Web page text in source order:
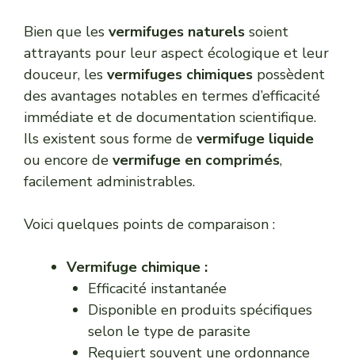
Bien que les vermifuges naturels soient
attrayants pour leur aspect écologique et leur
douceur, les vermifuges chimiques possèdent
des avantages notables en termes d’efficacité
immédiate et de documentation scientifique.
Ils existent sous forme de vermifuge liquide
ou encore de vermifuge en comprimés,
facilement administrables.
Voici quelques points de comparaison :
Vermifuge chimique :
Efficacité instantanée
Disponible en produits spécifiques
selon le type de parasite
Requiert souvent une ordonnance